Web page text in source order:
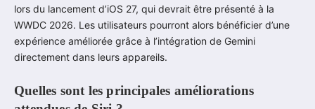
lors du lancement d’iOS 27, qui devrait être présenté à la
WWDC 2026. Les utilisateurs pourront alors bénéficier d’une
expérience améliorée grâce à l’intégration de Gemini
directement dans leurs appareils.
Quelles sont les principales améliorations